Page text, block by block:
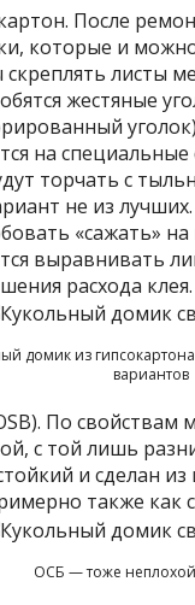
После
которые и
листы
жестяные
на
торчать с
не из
«сажать» на
выравнивать
расхода клея.
домик из
вариантов
По свойствам
с той лишь
и сделан
также как
ОСБ — тоже